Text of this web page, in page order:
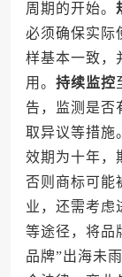
周期的开始。
必须确保实际
样基本一致，
用。 持续监控
告，监测是否
取异议等措施
效期为十年，
否则商标可能
业，还需考虑
等途径，将品
品牌”出海未